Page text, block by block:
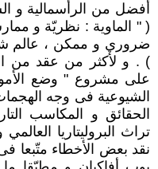
أفضل من الرأسمالية و
ضروري و ممكن ، عالم
) . و لأكثر من عقد من
على مشروع " وضع
الشيوعية فى وجه
الحقائق و المكاسب
تراث البروليتاريا
نقد بعض الأخطاء متّبعا